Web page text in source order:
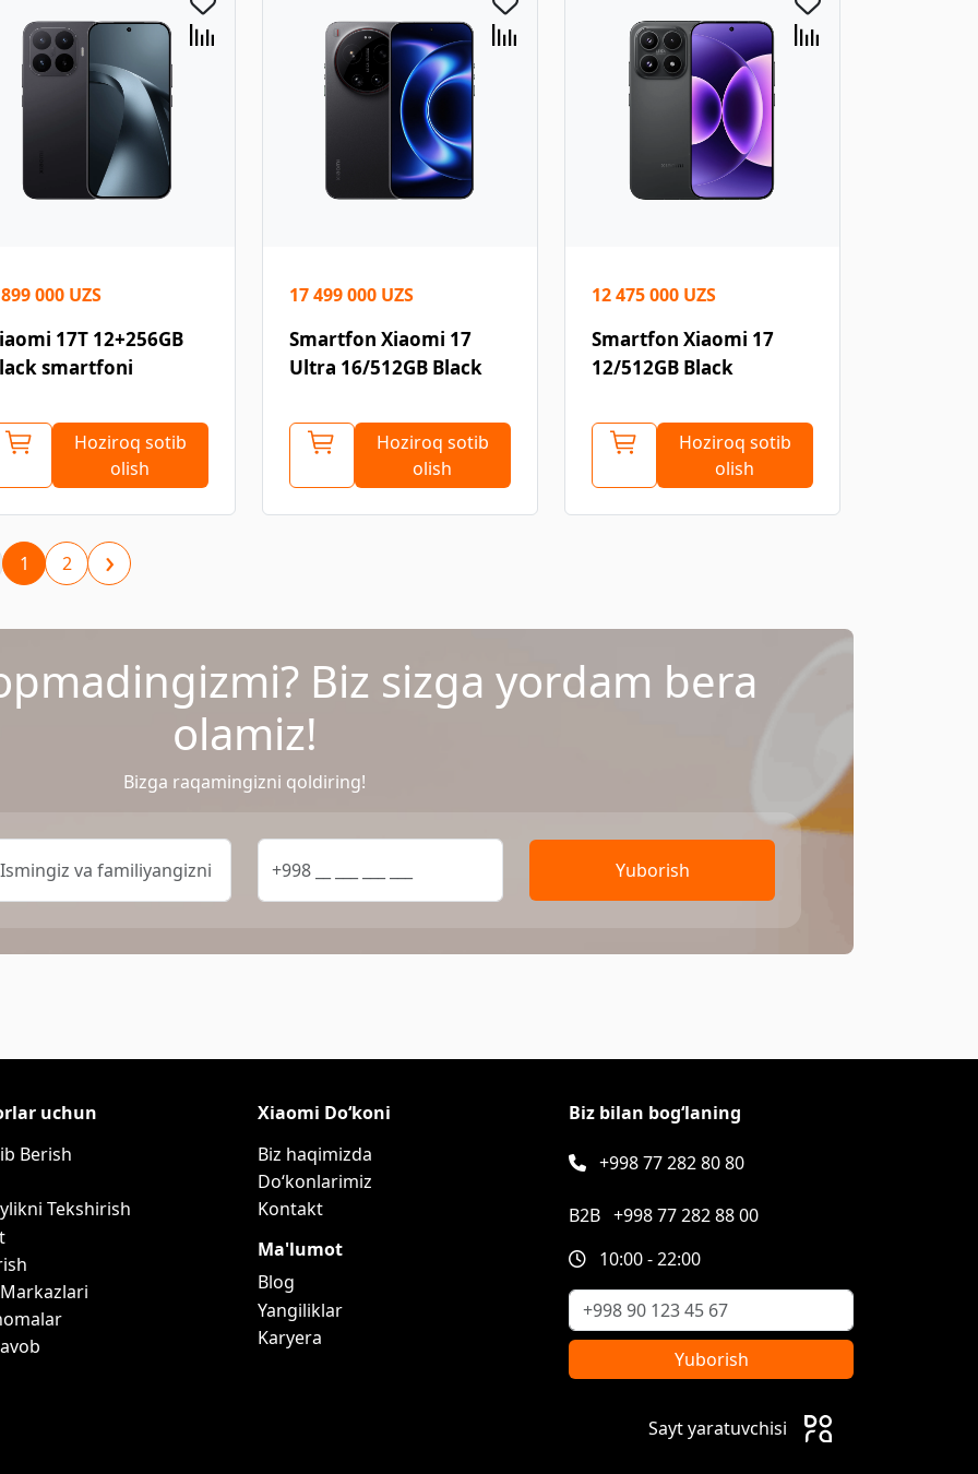
000 UZS
17T 12+256GB
smartfoni
Hoziroq sotib
olish
17 499 000 UZS
Smartfon Xiaomi 17
Ultra 16/512GB Black
Hoziroq sotib
olish
12 475 000 UZS
Smartfon Xiaomi 17
12/512GB Black
Hoziroq sotib
olish
1 2 ›
Biz sizga yordam bera
olamiz!
Bizga raqamingizni qoldiring!
Yuborish
uchun
Berish
Tekshirish
Xiaomi Do‘koni
Biz haqimizda
Do‘konlarimiz
Kontakt
Ma'lumot
Blog
Yangiliklar
Karyera
Biz bilan bog‘laning
+998 77 282 80 80
B2B +998 77 282 88 00
10:00 - 22:00
Yuborish
Sayt yaratuvchisi